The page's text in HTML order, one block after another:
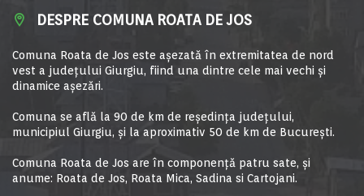
DESPRE COMUNA ROATA DE JOS
Comuna Roata de Jos este aşezată în extremitatea de nord
vest a judeţului Giurgiu, fiind una dintre cele mai vechi şi
dinamice aşezări.
Comuna se află la 90 de km de reşedinţa judeţului,
municipiul Giurgiu, şi la aproximativ 50 de km de Bucureşti.
Comuna Roata de Jos are în componență patru sate, și
anume: Roata de Jos, Roata Mica, Sadina si Cartojani.